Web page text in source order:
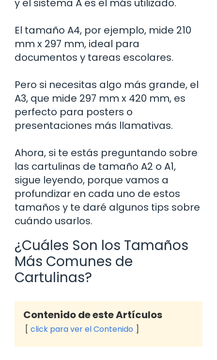
El tamaño A4, por ejemplo, mide 210
mm x 297 mm, ideal para
documentos y tareas escolares.
Pero si necesitas algo más grande, el
A3, que mide 297 mm x 420 mm, es
perfecto para posters o
presentaciones más llamativas.
Ahora, si te estás preguntando sobre
las cartulinas de tamaño A2 o A1,
sigue leyendo, porque vamos a
profundizar en cada uno de estos
tamaños y te daré algunos tips sobre
cuándo usarlos.
¿Cuáles Son los Tamaños
Más Comunes de
Cartulinas?
Contenido de este Artículos
click para ver el Contenido